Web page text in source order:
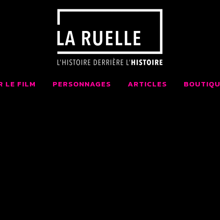
RUELLE
LE FILM PERSONNAGES ARTICLES